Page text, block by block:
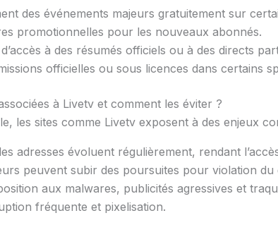
des événements majeurs gratuitement sur
promotionnelles pour les nouveaux abonnés.
à des résumés officiels ou à des directs
officielles ou sous licences dans certains
à Livetv et comment les éviter ?
les sites comme Livetv exposent à des enjeux
adresses évoluent régulièrement, rendant
peuvent subir des poursuites pour violation du
aux malwares, publicités agressives et
fréquente et pixelisation.